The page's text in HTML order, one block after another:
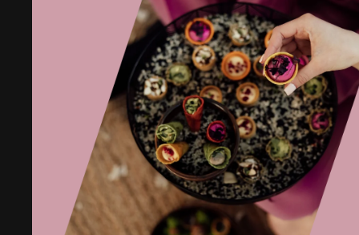
marinuotais
patisonais
ožkos
sūrio
trupiniais